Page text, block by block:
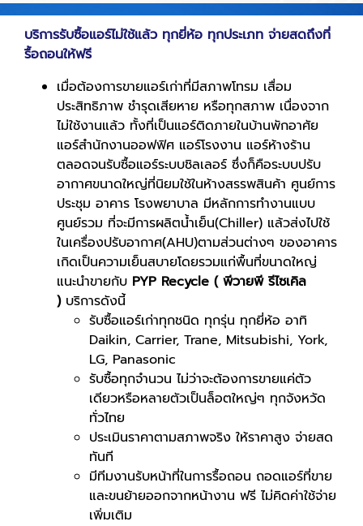
บริการรับซื้อแอร์ไม่ใช้แล้ว ทุกยี่ห้อ ทุกประเภท จ่ายสดถึงที่
รื้อถอนให้ฟรี
เมื่อต้องการขายแอร์เก่าที่มีสภาพโทรม เสื่อม
ประสิทธิภาพ ชำรุดเสียหาย หรือทุกสภาพ เนื่องจาก
ไม่ใช้งานแล้ว ทั้งที่เป็นแอร์ติดภายในบ้านพักอาศัย
แอร์สำนักงานออฟฟิศ แอร์โรงงาน แอร์ห้างร้าน
ตลอดจนรับซื้อแอร์ระบบชิลเลอร์ ซึ่งก็คือระบบปรับ
อากาศขนาดใหญ่ที่นิยมใช้ในห้างสรรพสินค้า ศูนย์การ
ประชุม อาคาร โรงพยาบาล มีหลักการทำงานแบบ
ศูนย์รวม ที่จะมีการผลิตน้ำเย็น(Chiller) แล้วส่งไปใช้
ในเครื่องปรับอากาศ(AHU)ตามส่วนต่างๆ ของอาคาร
เกิดเป็นความเย็นสบายโดยรวมแก่พื้นที่ขนาดใหญ่
แนะนำขายกับ PYP Recycle ( พีวายพี รีไซเคิล
) บริการดังนี้
รับซื้อแอร์เก่าทุกชนิด ทุกรุ่น ทุกยี่ห้อ อาทิ
Daikin, Carrier, Trane, Mitsubishi, York,
LG, Panasonic
รับซื้อทุกจำนวน ไม่ว่าจะต้องการขายแค่ตัว
เดียวหรือหลายตัวเป็นล็อตใหญ่ๆ ทุกจังหวัด
ทั่วไทย
ประเมินราคาตามสภาพจริง ให้ราคาสูง จ่ายสด
ทันที
มีทีมงานรับหน้าที่ในการรื้อถอน ถอดแอร์ที่ขาย
และขนย้ายออกจากหน้างาน ฟรี ไม่คิดค่าใช้จ่าย
เพิ่มเติม